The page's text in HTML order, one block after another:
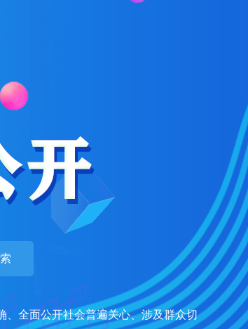
、全面公开社会普遍关心、涉及群众切